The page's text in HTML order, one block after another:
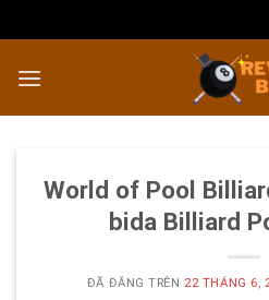
đến
nội
World of Pool
bida Billiard
ĐÃ ĐĂNG TRÊN 22 THÁNG 6,